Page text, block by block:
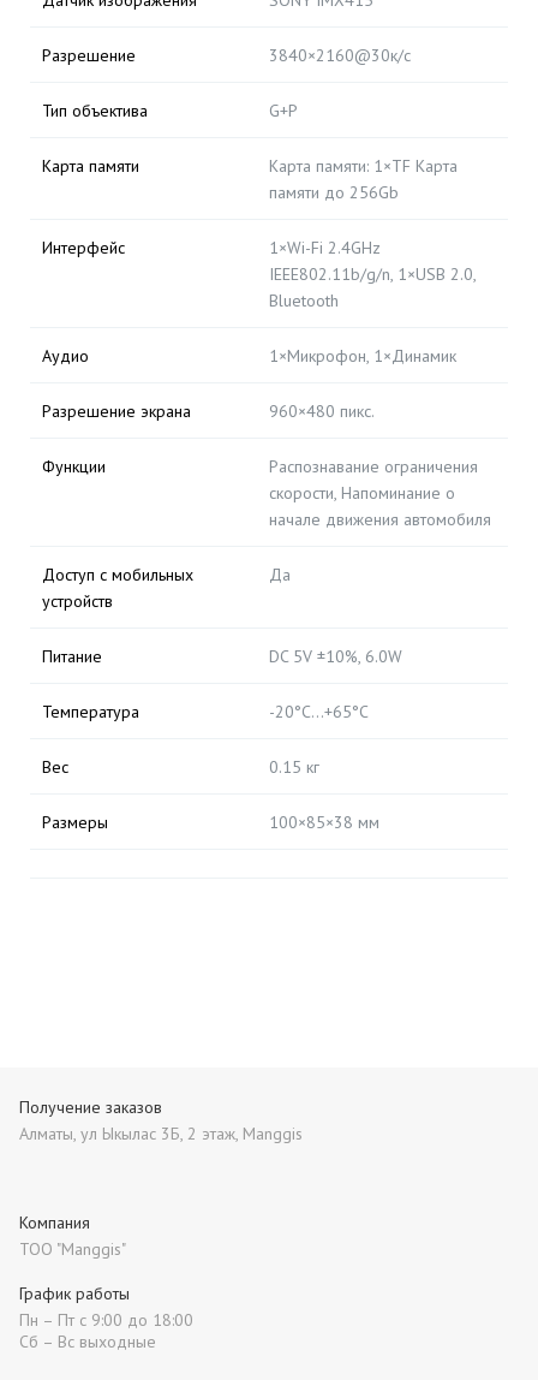
Разрешение 3840×2160@30к/с
Тип объектива G+P
Карта памяти
Карта памяти: 1×TF Карта
памяти до 256Gb
Интерфейс
1×Wi-Fi 2.4GHz
IEEE802.11b/g/n, 1×USB 2.0,
Bluetooth
Аудио 1×Микрофон, 1×Динамик
Разрешение экрана 960×480 пикс.
Функции
Распознавание ограничения
скорости, Напоминание о
начале движения автомобиля
Доступ с мобильных
устройств
Да
Питание DC 5V ±10%, 6.0W
Температура -20°C...+65°C
Вес 0.15 кг
Размеры 100×85×38 мм
Получение заказов
Алматы, ул Ыкылас 3Б, 2 этаж, Manggis
Компания
ТОО "Manggis"
График работы
Пн – Пт с 9:00 до 18:00
Сб – Вс выходные